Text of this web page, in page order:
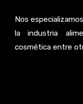
Nos
la industria
cosmética entre